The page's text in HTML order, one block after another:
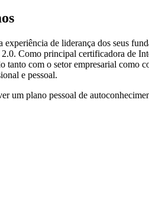
experiência de liderança dos seus
Como principal certificadora de
tanto com o setor empresarial como
e pessoal.
um plano pessoal de